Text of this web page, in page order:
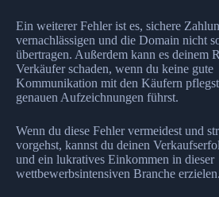
Ein weiterer Fehler ist es, sichere
vernachlässigen und die Domain nicht
übertragen. Außerdem kann es deinem
Verkäufer schaden, wenn du keine gute
Kommunikation mit den Käufern
genauen Aufzeichnungen führst.
Wenn du diese Fehler vermeidest und
vorgehst, kannst du deinen
und ein lukratives Einkommen in dieser
wettbewerbsintensiven Branche erzielen.